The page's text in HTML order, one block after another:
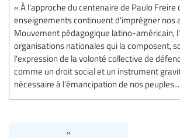
« À l'approche du centenaire de Paulo Freire
enseignements continuent d'imprégner nos
Mouvement pédagogique latino-américain,
organisations nationales qui la composent,
l'expression de la volonté collective de
comme un droit social et un instrument
nécessaire à l'émancipation de nos
»